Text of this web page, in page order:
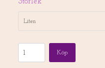
Liten
Köp